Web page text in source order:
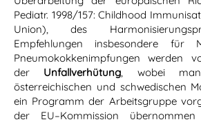
Pediatr. 1998/157: Childhood
Union), des
Empfehlungen insbesondere für
Pneumokokkenimpfungen werden
der Unfallverhütung, wobei
österreichischen und schwedischen
ein Programm der Arbeitsgruppe
der EU–Kommission